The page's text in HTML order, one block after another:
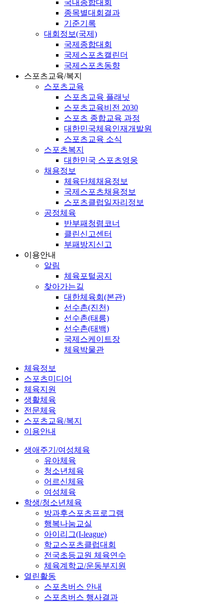
국내종합대회
종목별대회결과
기준기록
대회정보(국제)
국제종합대회
국제스포츠캘린더
국제스포츠동향
스포츠교육/복지
스포츠교육
스포츠교육 플래닛
스포츠교육비전 2030
스포츠 종합교육 과정
대한민국체육인재개발원
스포츠교육 소식
스포츠복지
대한민국 스포츠영웅
채용정보
체육단체채용정보
국제스포츠채용정보
스포츠클럽일자리정보
공정체육
반부패청렴코너
클린신고센터
부패방지신고
이용안내
알림
체육포털공지
찾아가는길
대한체육회(본관)
선수촌(진천)
선수촌(태릉)
선수촌(태백)
국제스케이트장
체육박물관
체육정보
스포츠미디어
체육지원
생활체육
전문체육
스포츠교육/복지
이용안내
생애주기/여성체육
유아체육
청소년체육
어르신체육
여성체육
학생/청소년체육
방과후스포츠프로그램
행복나눔교실
아이리그(I-league)
학교스포츠클럽대회
전국초등교원 체육연수
체육계학교/운동부지원
열린활동
스포츠버스 안내
스포츠버스 행사결과